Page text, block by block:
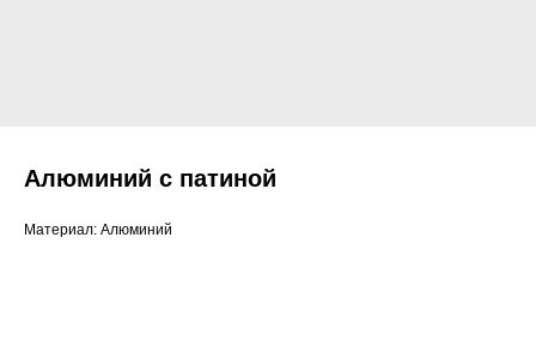
Алюминий с патиной
Материал: Алюминий